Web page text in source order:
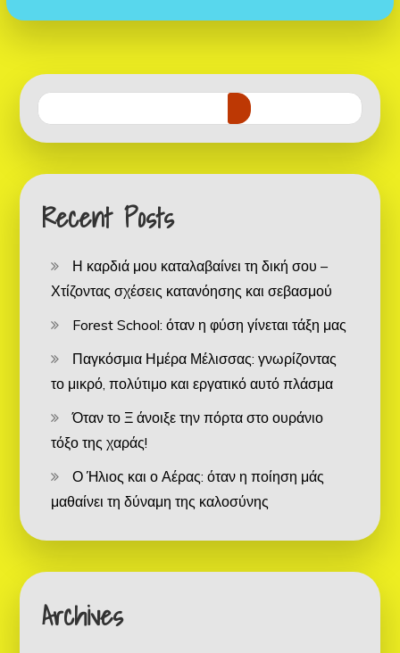
Recent Posts
Η καρδιά μου καταλαβαίνει τη δική σου –
Χτίζοντας σχέσεις κατανόησης και σεβασμού
Forest School: όταν η φύση γίνεται τάξη μας
Παγκόσμια Ημέρα Μέλισσας: γνωρίζοντας
το μικρό, πολύτιμο και εργατικό αυτό πλάσμα
Όταν το Ξ άνοιξε την πόρτα στο ουράνιο
τόξο της χαράς!
Ο Ήλιος και ο Αέρας: όταν η ποίηση μάς
μαθαίνει τη δύναμη της καλοσύνης
Archives